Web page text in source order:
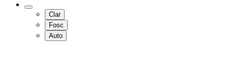
Clar
Fosc
Auto